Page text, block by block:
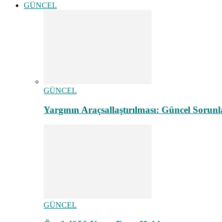
GÜNCEL
GÜNCEL
Yargının Araçsallaştırılması: Güncel
GÜNCEL